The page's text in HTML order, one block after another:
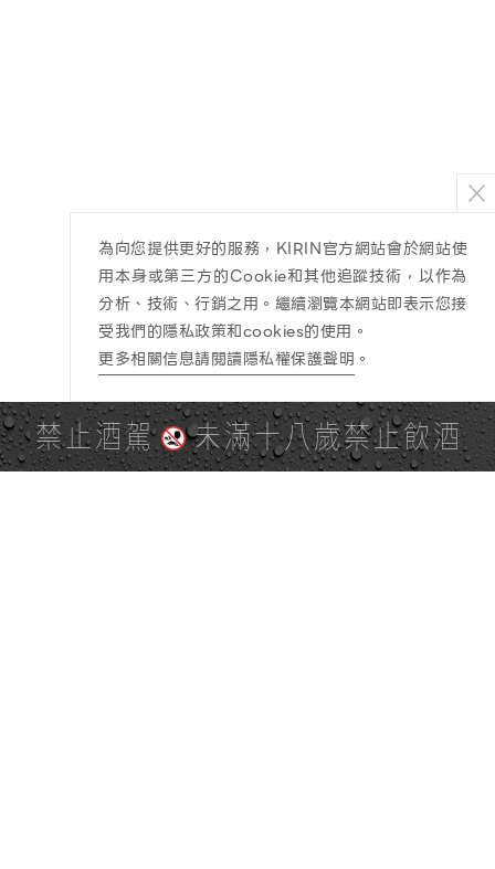
禁止酒駕 未滿十八歲禁止飲酒
為向您提供更好的服務，KIRIN官方網站會於網站使
用本身或第三方的Cookie和其他追蹤技術，以作為
分析、技術、行銷之用。繼續瀏覽本網站即表示您接
受我們的隱私政策和cookies的使用。
更多相關信息請閱讀隱私權保護聲明 。
PAGE TOP